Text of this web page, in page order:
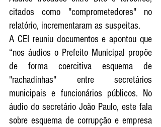
citados como "comprometedores" no
relatório, incrementaram as suspeitas.
A CEI reuniu documentos e apontou que
“nos áudios o Prefeito Municipal propõe
de forma coercitiva esquema de
"rachadinhas" entre secretários
municipais e funcionários públicos. No
áudio do secretário João Paulo, este fala
sobre esquema de corrupção e empresa